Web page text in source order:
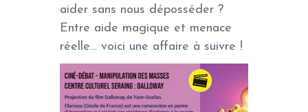
aider sans nous déposséder ?
Entre aide magique et menace
réelle… voici une affaire à suivre !